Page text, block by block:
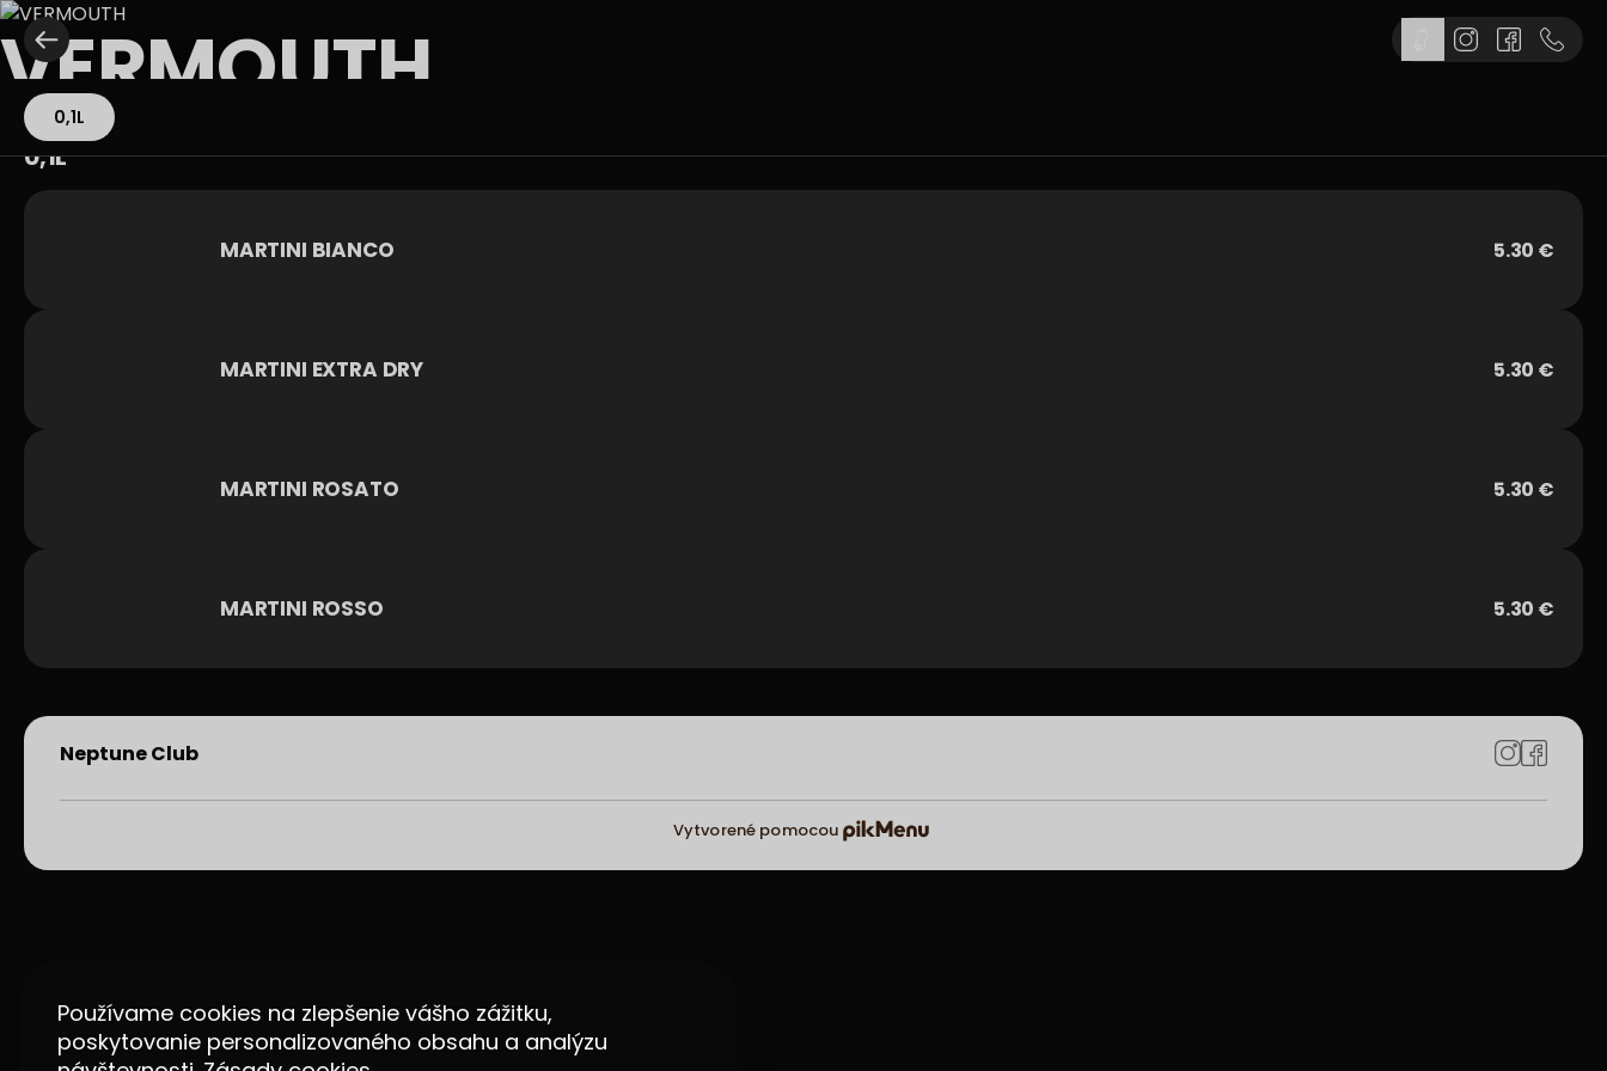
Používame cookies na zlepšenie vášho zážitku,
poskytovanie personalizovaného obsahu a analýzu
VERMOUTH
0,1L
0,1L
MARTINI BIANCO 5.30 €
MARTINI EXTRA DRY 5.30 €
MARTINI ROSATO 5.30 €
MARTINI ROSSO 5.30 €
Neptune Club
Vytvorené pomocou